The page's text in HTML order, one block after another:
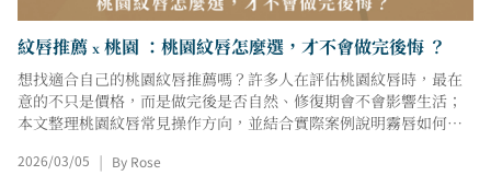
紋唇推薦 x 桃園 ：桃園紋唇怎麼選，才不會做完後悔 ？
想找適合自己的桃園紋唇推薦嗎？許多人在評估桃園紋唇時，最在
意的不只是價格，而是做完後是否自然、修復期會不會影響生活；
本文整理桃園紋唇常見操作方向，並結合實際案例說明霧唇如何調
釐清需求，選擇真正適合自己的桃園紋唇方案。
2026/03/05 By Rose